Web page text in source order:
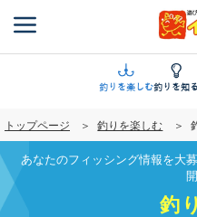
ン
に
移
動
釣りを楽しむ釣りを知る
トップページ 釣りを楽しむ
あなたのフィッシング情報を大
釣